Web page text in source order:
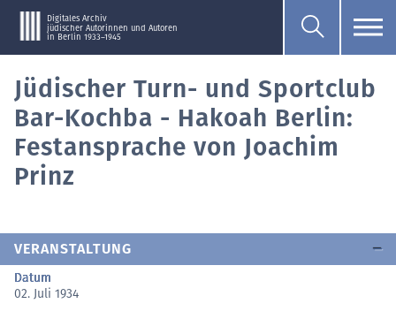
Digitales Archiv
jüdischer Autorinnen und Autoren
in Berlin 1933–1945
Jüdischer Turn- und Sportclub
Bar-Kochba - Hakoah Berlin:
Festansprache von Joachim
Prinz
VERANSTALTUNG
Datum
02. Juli 1934